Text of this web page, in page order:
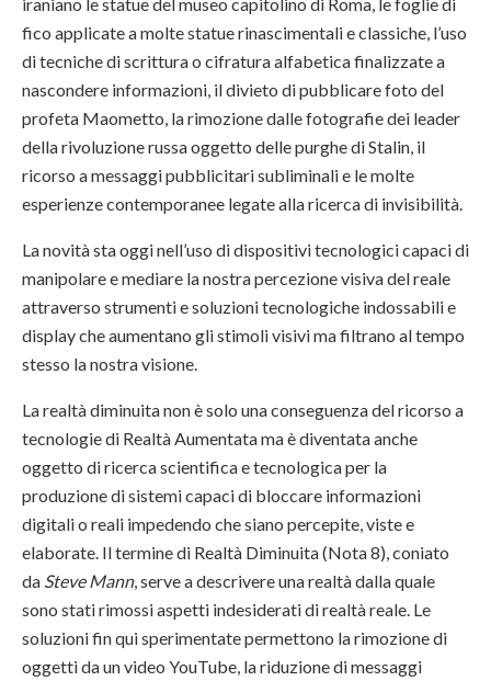
fico applicate a molte statue rinascimentali e classiche, l’uso
di tecniche di scrittura o cifratura alfabetica finalizzate a
nascondere informazioni, il divieto di pubblicare foto del
profeta Maometto, la rimozione dalle fotografie dei leader
della rivoluzione russa oggetto delle purghe di Stalin, il
ricorso a messaggi pubblicitari subliminali e le molte
esperienze contemporanee legate alla ricerca di invisibilità.
La novità sta oggi nell’uso di dispositivi tecnologici capaci di
manipolare e mediare la nostra percezione visiva del reale
attraverso strumenti e soluzioni tecnologiche indossabili e
display che aumentano gli stimoli visivi ma filtrano al tempo
stesso la nostra visione.
La realtà diminuita non è solo una conseguenza del ricorso a
tecnologie di Realtà Aumentata ma è diventata anche
oggetto di ricerca scientifica e tecnologica per la
produzione di sistemi capaci di bloccare informazioni
digitali o reali impedendo che siano percepite, viste e
elaborate. Il termine di Realtà Diminuita (Nota 8), coniato
da Steve Mann, serve a descrivere una realtà dalla quale
sono stati rimossi aspetti indesiderati di realtà reale. Le
soluzioni fin qui sperimentate permettono la rimozione di
oggetti da un video YouTube, la riduzione di messaggi